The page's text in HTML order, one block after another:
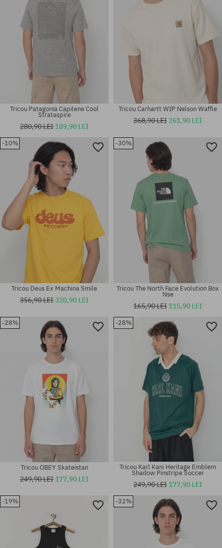
Mărimi existente:
Mărimi existente:
Mărimi existente:
Tricou Patagonia Capilene Cool
Strataspire
280,90 LEI 189,90 LEI
Mărimi existente:
Tricou Carhartt WIP Nelson Waffle
368,90 LEI 261,90 LEI
-10%
Mărimi existente:
Tricou Deus Ex Machina Smile
356,90 LEI320,90 LEI
-30%
Mărimi existente:
Tricou The North Face Evolution Box
Nse
165,90 LEI 115,90 LEI
-28%
Tricou OBEY Skateistan
249,90 LEI 177,90 LEI
-28%
Tricou Karl Kani Heritage Emblem
Shadow Pinstripe Soccer
249,90 LEI 177,90 LEI
-19% -32%